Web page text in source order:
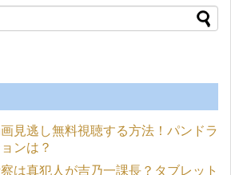
見逃し無料視聴する方法！パンドラ
ンは？
は真犯人が吉乃一課長？タブレット